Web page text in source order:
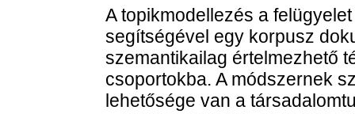
A topikmodellezés a
segítségével egy korpusz
szemantikailag értelmezhető
csoportokba. A módszernek
lehetősége van a